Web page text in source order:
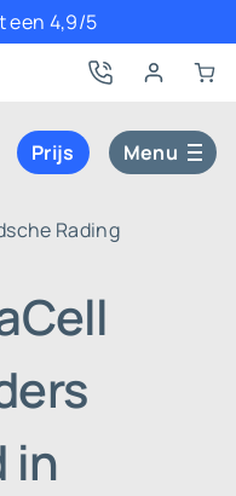
een 4,9/5
Prijs Menu
Rading
in